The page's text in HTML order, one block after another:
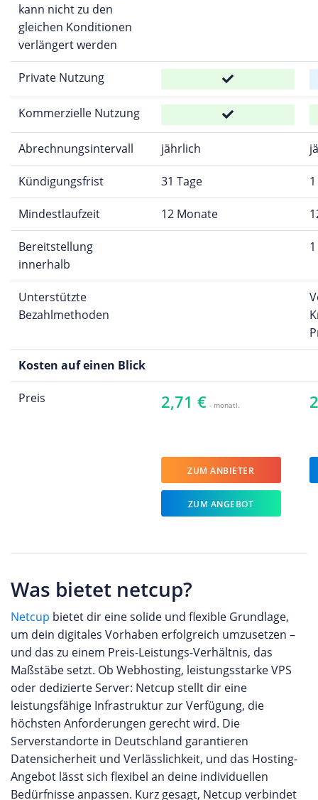
kann nicht zu den
gleichen Konditionen
verlängert werden
Private Nutzung
Kommerzielle Nutzung
Abrechnungsintervall jährlich
Kündigungsfrist 31 Tage
Mindestlaufzeit 12 Monate
Bereitstellung
innerhalb
Unterstützte
Bezahlmethoden
Kosten auf einen Blick
Preis 2,71 € - monatl.
ZUM ANBIETER
ZUM ANGEBOT
Was bietet netcup?
Netcup bietet dir eine solide und flexible Grundlage,
um dein digitales Vorhaben erfolgreich umzusetzen –
und das zu einem Preis-Leistungs-Verhältnis, das
Maßstäbe setzt. Ob Webhosting, leistungsstarke VPS
oder dedizierte Server: Netcup stellt dir eine
leistungsfähige Infrastruktur zur Verfügung, die
höchsten Anforderungen gerecht wird. Die
Serverstandorte in Deutschland garantieren
Datensicherheit und Verlässlichkeit, und das Hosting-
Angebot lässt sich flexibel an deine individuellen
Bedürfnisse anpassen. Kurz gesagt, Netcup verbindet